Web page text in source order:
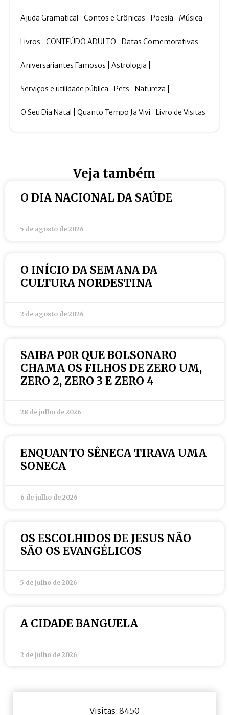
Ajuda Gramatical Contos e Crônicas Poesia Música
Livros CONTEÚDO ADULTO Datas Comemorativas
Aniversariantes Famosos Astrologia
Serviços e utilidade pública Pets Natureza
O Seu Dia Natal Quanto Tempo Ja Vivi Livro de Visitas
Veja também
O DIA NACIONAL DA SAÚDE
5 de agosto de 2026
O INÍCIO DA SEMANA DA
CULTURA NORDESTINA
2 de agosto de 2026
SAIBA P0R QUE BOLSONARO
CHAMA OS FILHOS DE ZERO UM,
ZERO 2, ZERO 3 E ZERO 4
28 de julho de 2026
ENQUANTO SÊNECA TIRAVA UMA
SONECA
6 de julho de 2026
OS ESCOLHIDOS DE JESUS NÃO
SÃO OS EVANGÉLICOS
5 de julho de 2026
A CIDADE BANGUELA
2 de julho de 2026
Visitas: 8450